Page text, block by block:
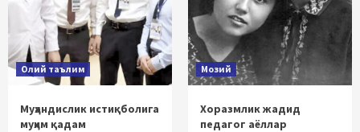
Олий таълим
Муҳандислик истиқболига
муҳим қадам
Мозий
Хоразмлик жадид
педагог аёллар